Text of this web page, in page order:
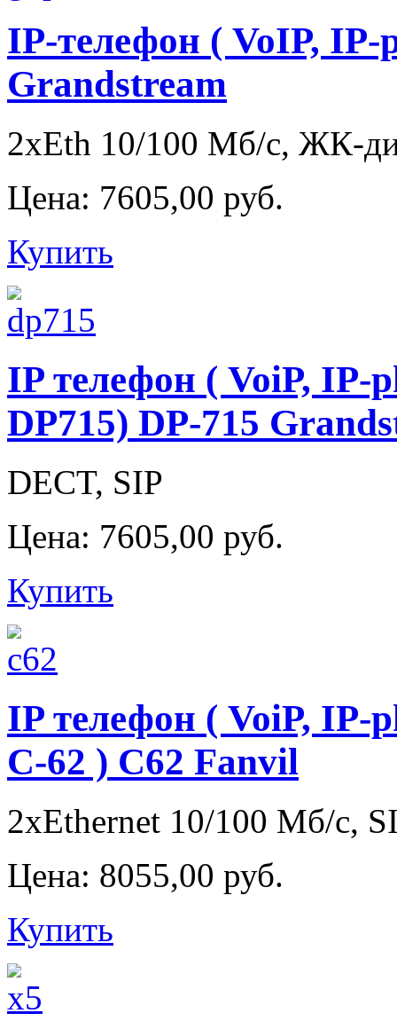
IP-телефон ( VoIP, IP-
Grandstream
2xEth 10/100 Мб/с, ЖК-
Цена: 7605,00 руб.
Купить
IP телефон ( VoiP, IP-
DP715) DP-715
DECT, SIP
Цена: 7605,00 руб.
Купить
IP телефон ( VoiP, IP-
С-62 ) C62 Fanvil
2xEthernet 10/100 Мб/с,
Цена: 8055,00 руб.
Купить